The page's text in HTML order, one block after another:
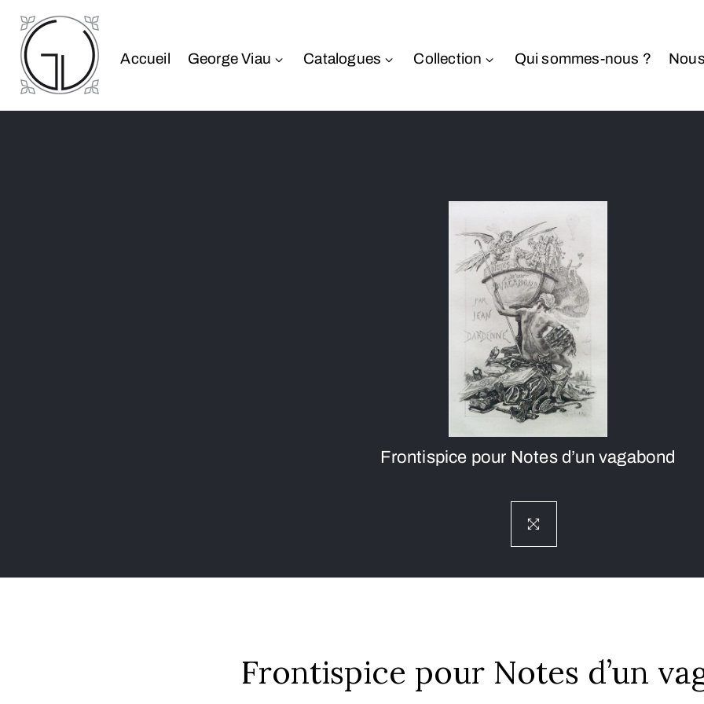
Accueil George Viau Catalogues Collection Qui sommes-nous ?
Frontispice pour Notes d’un vagabond
Frontispice pour Notes d’un